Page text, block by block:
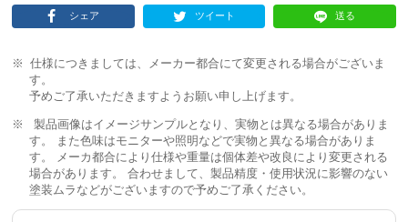
シェア ツイート 送る
仕様につきましては、メーカー都合にて変更される場合がございま
す。
予めご了承いただきますようお願い申し上げます。
製品画像はイメージサンプルとなり、実物とは異なる場合がありま
す。 また色味はモニターや照明などで実物と異なる場合がありま
す。 メーカ都合により仕様や重量は個体差や改良により変更される
場合があります。 合わせまして、製品精度・使用状況に影響のない
塗装ムラなどがございますので予めご了承ください。